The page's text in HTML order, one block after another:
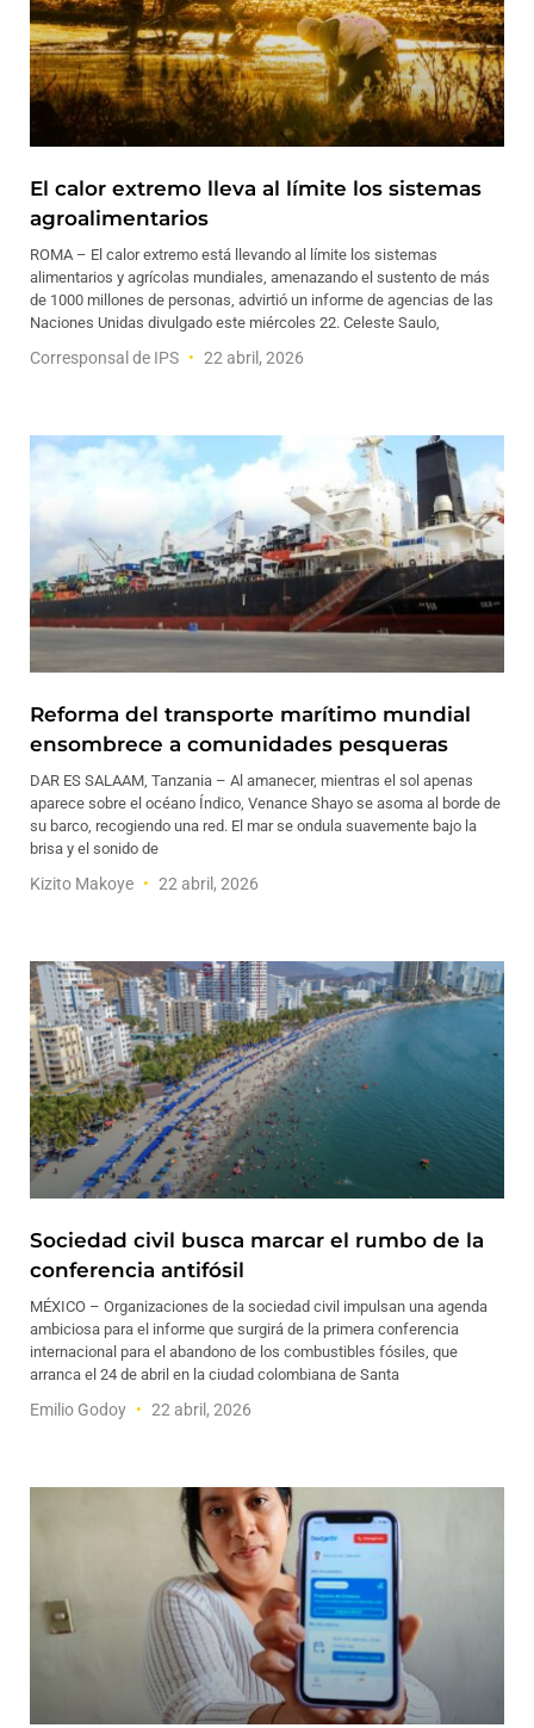
El calor extremo lleva al límite los sistemas
agroalimentarios
ROMA – El calor extremo está llevando al límite los sistemas
alimentarios y agrícolas mundiales, amenazando el sustento de más
de 1000 millones de personas, advirtió un informe de agencias de las
Naciones Unidas divulgado este miércoles 22. Celeste Saulo,
Corresponsal de IPS 22 abril, 2026
Reforma del transporte marítimo mundial
ensombrece a comunidades pesqueras
DAR ES SALAAM, Tanzania – Al amanecer, mientras el sol apenas
aparece sobre el océano Índico, Venance Shayo se asoma al borde de
su barco, recogiendo una red. El mar se ondula suavemente bajo la
brisa y el sonido de
Kizito Makoye 22 abril, 2026
Sociedad civil busca marcar el rumbo de la
conferencia antifósil
MÉXICO – Organizaciones de la sociedad civil impulsan una agenda
ambiciosa para el informe que surgirá de la primera conferencia
internacional para el abandono de los combustibles fósiles, que
arranca el 24 de abril en la ciudad colombiana de Santa
Emilio Godoy 22 abril, 2026